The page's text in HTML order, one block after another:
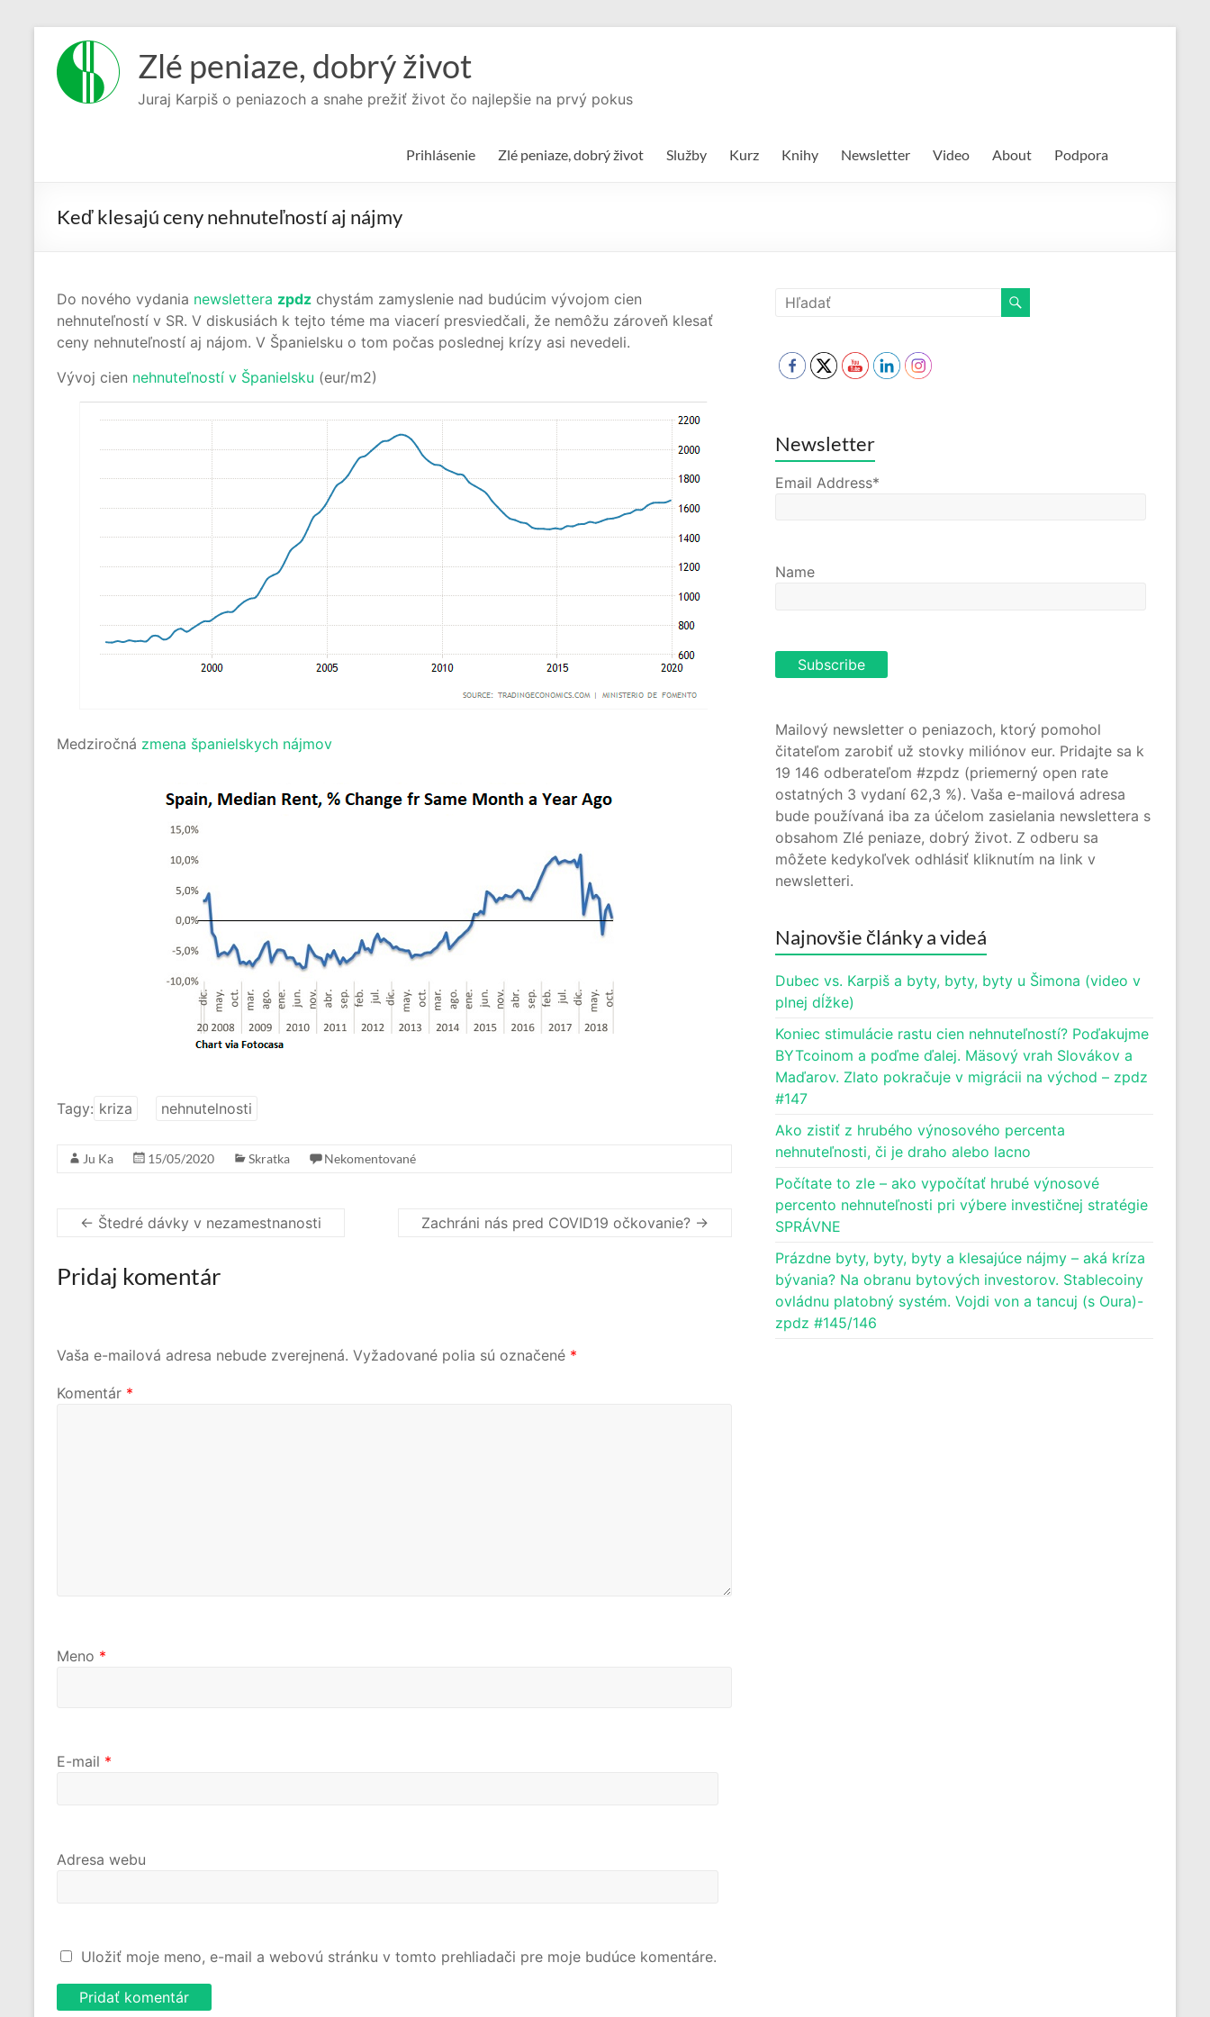
obsah
Zlé peniaze, dobrý život
Juraj Karpiš o peniazoch a snahe prežiť život čo najlepšie na prvý pokus
Prihlásenie Zlé peniaze, dobrý život Služby Kurz Knihy Newsletter Video About Podpora
Keď klesajú ceny nehnuteľností aj nájmy
Do nového vydania newslettera zpdz chystám zamyslenie nad budúcim vývojom cien
nehnuteľností v SR. V diskusiách k tejto téme ma viacerí presviedčali, že nemôžu zároveň klesať
ceny nehnuteľností aj nájom. V Španielsku o tom počas poslednej krízy asi nevedeli.
Vývoj cien nehnuteľností v Španielsku (eur/m2)
Medziročná zmena španielskych nájmov
Tagy: kriza nehnutelnosti
Ju Ka 15/05/2020 Skratka Nekomentované
← Štedré dávky v nezamestnanosti Zachráni nás pred COVID19 očkovanie? →
Pridaj komentár
Vaša e-mailová adresa nebude zverejnená. Vyžadované polia sú označené *
Komentár *
Meno *
E-mail *
Adresa webu
Uložiť moje meno, e-mail a webovú stránku v tomto prehliadači pre moje budúce komentáre.
Newsletter
Email Address*
Name
Mailový newsletter o peniazoch, ktorý pomohol
čitateľom zarobiť už stovky miliónov eur. Pridajte sa k
19 146 odberateľom #zpdz (priemerný open rate
ostatných 3 vydaní 62,3 %). Vaša e-mailová adresa
bude používaná iba za účelom zasielania newslettera s
obsahom Zlé peniaze, dobrý život. Z odberu sa
môžete kedykoľvek odhlásiť kliknutím na link v
newsletteri.
Najnovšie články a videá
Dubec vs. Karpiš a byty, byty, byty u Šimona (video v
plnej dĺžke)
Koniec stimulácie rastu cien nehnuteľností? Poďakujme
BYTcoinom a poďme ďalej. Mäsový vrah Slovákov a
Maďarov. Zlato pokračuje v migrácii na východ – zpdz
#147
Ako zistiť z hrubého výnosového percenta
nehnuteľnosti, či je draho alebo lacno
Počítate to zle – ako vypočítať hrubé výnosové
percento nehnuteľnosti pri výbere investičnej stratégie
SPRÁVNE
Prázdne byty, byty, byty a klesajúce nájmy – aká kríza
bývania? Na obranu bytových investorov. Stablecoiny
ovládnu platobný systém. Vojdi von a tancuj (s Oura)-
zpdz #145/146